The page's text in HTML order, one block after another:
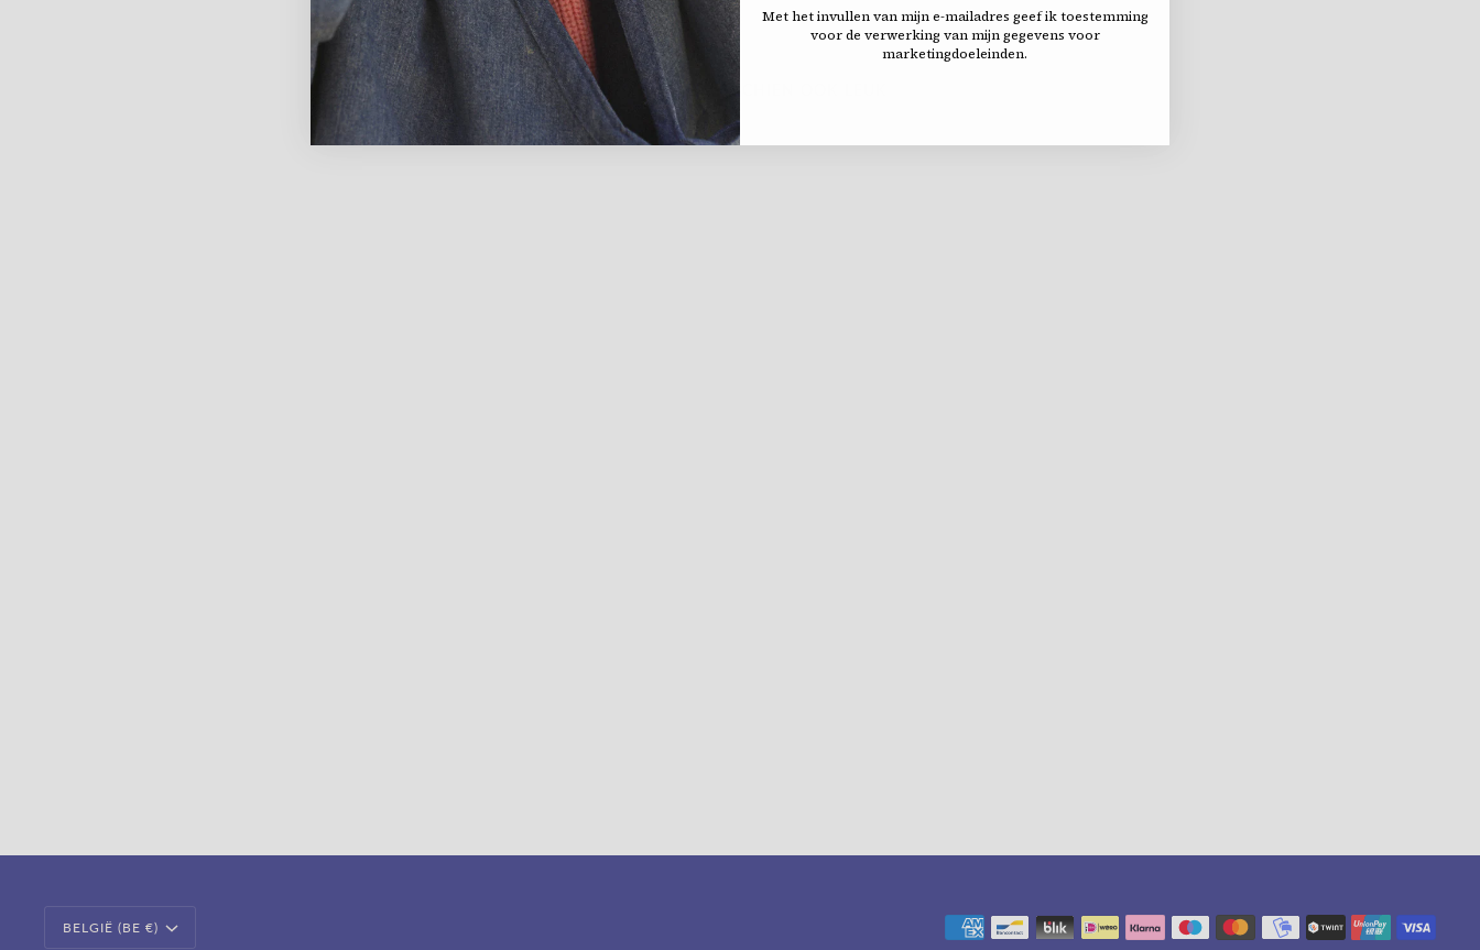
DIT VIND JE MISSCHIEN OOK LEUK
VALUTA
BELGIË (BE €)
Met het invullen van mijn e-mailadres geef ik toestemming
voor de verwerking van mijn gegevens voor
marketingdoeleinden.